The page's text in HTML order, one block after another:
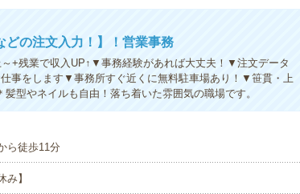
どの注文入力！】！営業事務
+残業で収入UP↑▼事務経験があれば大丈夫！▼注文データ
事をします▼事務所すぐ近くに無料駐車場あり！▼笹貫・上
型やネイルも自由！落ち着いた雰囲気の職場です。
ら徒歩11分
】